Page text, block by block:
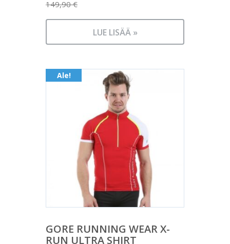
149,90€
hinta
oli:
Nykyinen
on:
LUE LISÄÄ »
Ale!
GORE RUNNING WEAR X-
RUN ULTRA SHIRT